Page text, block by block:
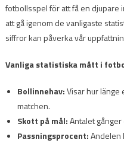
fotbollsspel för att få en djupare
att gå igenom de vanligaste
siffror kan påverka vår
Vanliga statistiska mått i
Bollinnehav:Visar hur
matchen.
Skott på mål:Antalet
Passningsprocent:Andelen